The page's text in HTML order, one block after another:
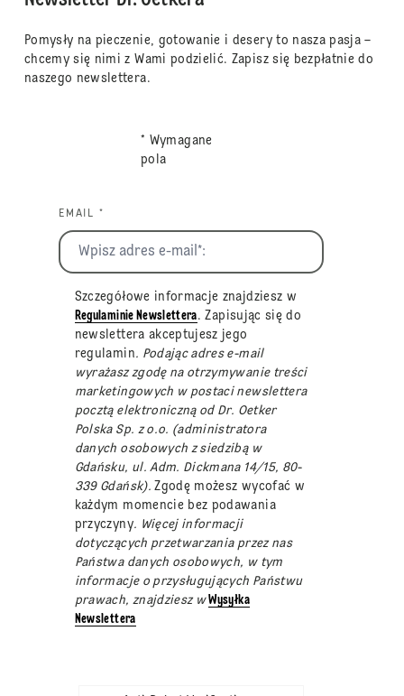
Pomysły na pieczenie, gotowanie i desery to nasza pasja –
chcemy się nimi z Wami podzielić. Zapisz się bezpłatnie do
naszego newslettera.
* Wymagane
pola
EMAIL *
Szczegółowe informacje znajdziesz w
Regulaminie Newslettera. Zapisując się do
newslettera akceptujesz jego
regulamin. Podając adres e-mail
wyrażasz zgodę na otrzymywanie treści
marketingowych w postaci newslettera
pocztą elektroniczną od Dr. Oetker
Polska Sp. z o.o. (administratora
danych osobowych z siedzibą w
Gdańsku, ul. Adm. Dickmana 14/15, 80-
339 Gdańsk).Zgodę możesz wycofać w
każdym momencie bez podawania
przyczyny. Więcej informacji
dotyczących przetwarzania przez nas
Państwa danych osobowych, w tym
informacje o przysługujących Państwu
prawach, znajdziesz wWysyłka
Newslettera